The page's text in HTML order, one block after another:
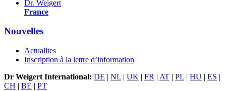
Dr. Weigert
France
Nouvelles
Actualites
Inscription à la lettre d’information
Dr Weigert International: DE | NL | UK | FR | AT | PL | HU | ES |
CH | BE | PT